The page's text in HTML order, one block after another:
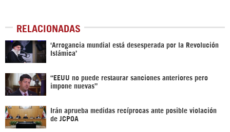
RELACIONADAS
‘Arrogancia mundial está desesperada por la Revolución
Islámica’
“EEUU no puede restaurar sanciones anteriores pero
impone nuevas”
Irán aprueba medidas recíprocas ante posible violación
de JCPOA